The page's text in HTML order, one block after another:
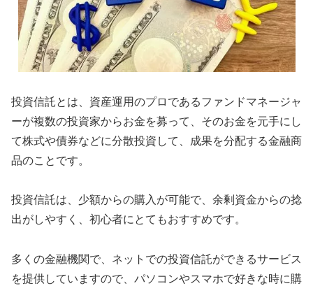
投資信託とは、資産運用のプロであるファンドマネージャ
ーが複数の投資家からお金を募って、そのお金を元手にし
て株式や債券などに分散投資して、成果を分配する金融商
品のことです。
投資信託は、少額からの購入が可能で、余剰資金からの捻
出がしやすく、初心者にとてもおすすめです。
多くの金融機関で、ネットでの投資信託ができるサービス
を提供していますので、パソコンやスマホで好きな時に購